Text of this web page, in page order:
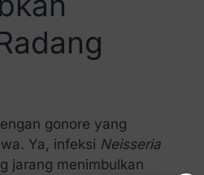
gonore yang
Ya, infeksi Neisseria
jarang menimbulkan